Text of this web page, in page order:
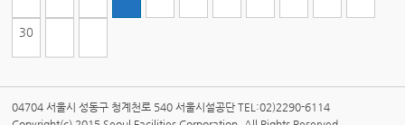
30
04704 서울시 성동구 청계천로 540 서울시설공단 TEL:02)2290-6114